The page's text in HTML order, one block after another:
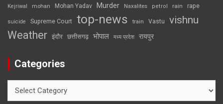
Kejriwal mohan Mohan Yadav Murder Naxalites petrol rain rape
suicide Supreme Court top-news train Vastu vishnu
Weather इंदौर छत्तीसगढ़ भोपाल मध्य प्रदेश रायपुर
Categories